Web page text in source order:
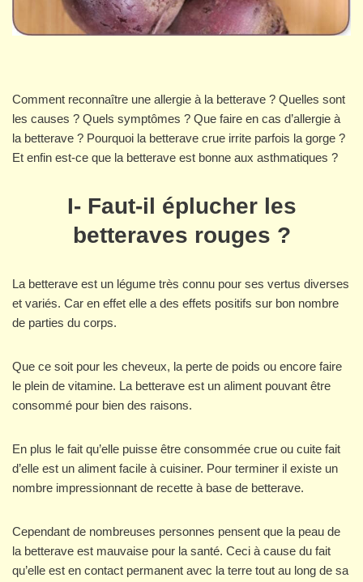
Comment reconnaître une allergie à la betterave ? Quelles sont
les causes ? Quels symptômes ? Que faire en cas d’allergie à
la betterave ? Pourquoi la betterave crue irrite parfois la gorge ?
Et enfin est-ce que la betterave est bonne aux asthmatiques ?
I- Faut-il éplucher les
betteraves rouges ?
La betterave est un légume très connu pour ses vertus diverses
et variés. Car en effet elle a des effets positifs sur bon nombre
de parties du corps.
Que ce soit pour les cheveux, la perte de poids ou encore faire
le plein de vitamine. La betterave est un aliment pouvant être
consommé pour bien des raisons.
En plus le fait qu’elle puisse être consommée crue ou cuite fait
d’elle est un aliment facile à cuisiner. Pour terminer il existe un
nombre impressionnant de recette à base de betterave.
Cependant de nombreuses personnes pensent que la peau de
la betterave est mauvaise pour la santé. Ceci à cause du fait
qu’elle est en contact permanent avec la terre tout au long de sa